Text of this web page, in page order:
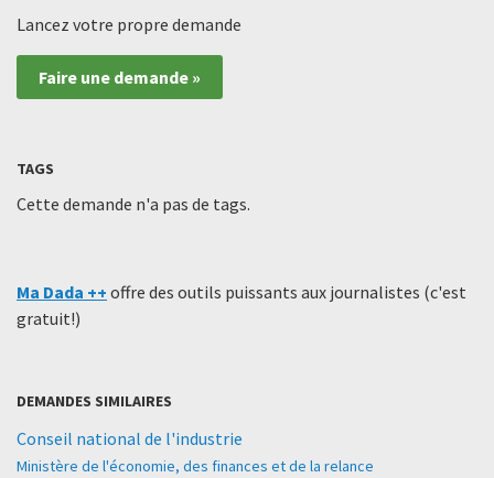
Lancez votre propre demande
Faire une demande »
TAGS
Cette demande n'a pas de tags.
Ma Dada ++ offre des outils puissants aux journalistes (c'est
gratuit!)
DEMANDES SIMILAIRES
Conseil national de l'industrie
Ministère de l'économie, des finances et de la relance